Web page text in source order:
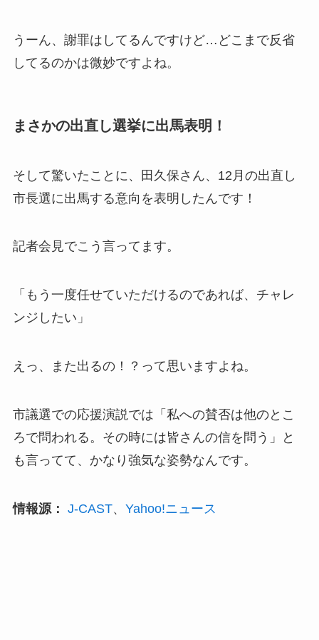
うーん、謝罪はしてるんですけど…どこまで反省
してるのかは微妙ですよね。
まさかの出直し選挙に出馬表明！
そして驚いたことに、田久保さん、12月の出直し
市長選に出馬する意向を表明したんです！
記者会見でこう言ってます。
「もう一度任せていただけるのであれば、チャレ
ンジしたい」
えっ、また出るの！？って思いますよね。
市議選での応援演説では「私への賛否は他のとこ
ろで問われる。その時には皆さんの信を問う」と
も言ってて、かなり強気な姿勢なんです。
情報源： J-CAST、 Yahoo!ニュース